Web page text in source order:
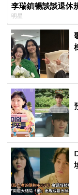
李瑞鎮暢談談退休
明星